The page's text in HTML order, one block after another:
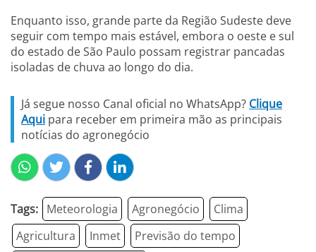
Enquanto isso, grande parte da Região Sudeste deve
seguir com tempo mais estável, embora o oeste e sul
do estado de São Paulo possam registrar pancadas
isoladas de chuva ao longo do dia.
Já segue nosso Canal oficial no WhatsApp? Clique
Aqui para receber em primeira mão as principais
notícias do agronegócio
Tags: Meteorologia Agronegócio
Clima
Agricultura
Inmet
Previsão do tempo